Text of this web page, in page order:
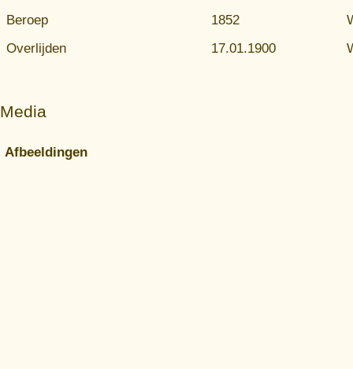
Beroep
1852
Overlijden
17.01.1900
Media
Afbeeldingen